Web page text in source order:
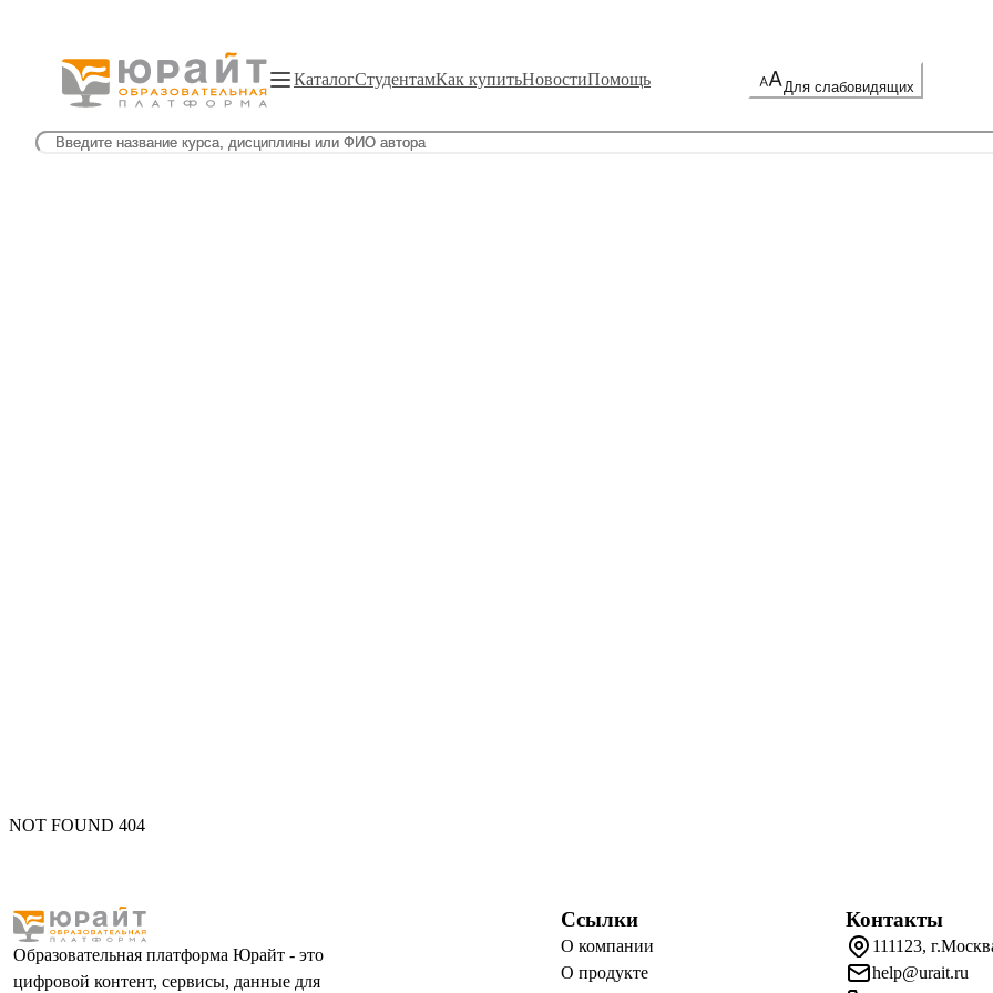
КаталогСтудентамКак купитьНовостиПомощь Для слабовидящих
NOT FOUND 404
Образовательная платформа Юрайт - это
цифровой контент, сервисы, данные для
Ссылки
О компании
О продукте
Контакты
111123,
help@urait.ru